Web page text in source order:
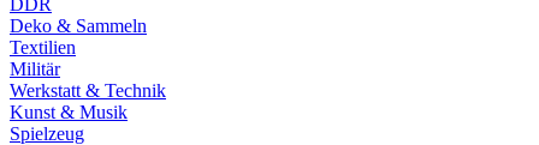
DDR
Deko & Sammeln
Textilien
Militär
Werkstatt & Technik
Kunst & Musik
Spielzeug